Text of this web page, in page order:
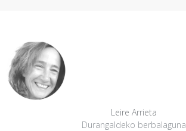
Leire Arrieta
Durangaldeko berbalaguna